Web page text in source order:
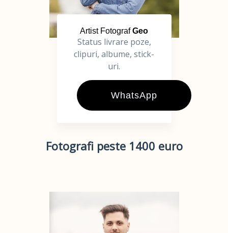
Artist FotografGeo
Status livrare poze,
clipuri, albume, stick-
uri.
WhatsApp
Fotografi peste 1400 euro